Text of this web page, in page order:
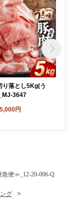
り落とし5Kg(う
3647
円
便≫_12-20-006-Q
グ